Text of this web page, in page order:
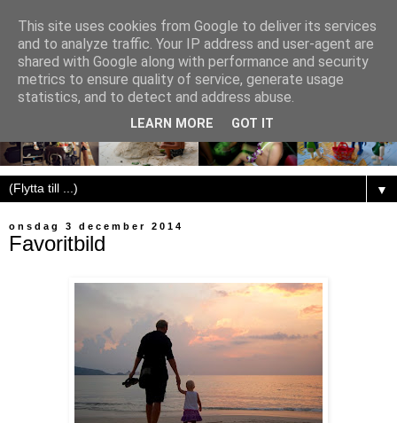
▼
onsdag 3 december 2014
Favoritbild
This site uses cookies from Google to deliver its services
and to analyze traffic. Your IP address and user-agent are
shared with Google along with performance and security
metrics to ensure quality of service, generate usage
statistics, and to detect and address abuse.
LEARN MORE GOT IT